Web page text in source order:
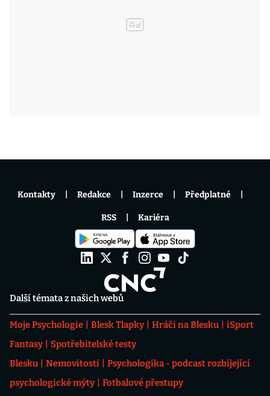
Další témata z našich webů
Moje Psychologie Blesk Tlapky Hráči na Blesku
iSport
Fantasy
Spotřebitelské testy
Blesku
Nemovitosti
Psychologika - podcast rozbíjející
psychologické mýty
Fotbalové přestupy
Kontakty Redakce Inzerce Předplatné
RSS Kariéra